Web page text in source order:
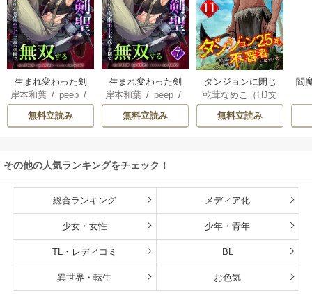
生まれ変わった剣
聖、剣士が冷遇さ
れる魔術至上主義
の学園で無双する
岸本和葉/ peep/
染野静也/
/taskey STUDI
無料立読み
生まれ変わった剣
聖、剣士が冷遇さ
れる魔術至上主義
の学園で無双する
岸本和葉/ peep/
染野静也/
/taskey STUDI
無料立読み
ダンジョンに閉じ
込められて25年。
救出されたときに
は立派な不審者に
版】
乾茸なめこ（HJ文
庫／ホビージャパ
ン刊）/御手洗太
無料立読み
閻
その他の人気ランキングをチェック！
総合ランキング メディア化
少女・女性 少年・青年
TL・レディコミ BL
異世界・転生 お色気